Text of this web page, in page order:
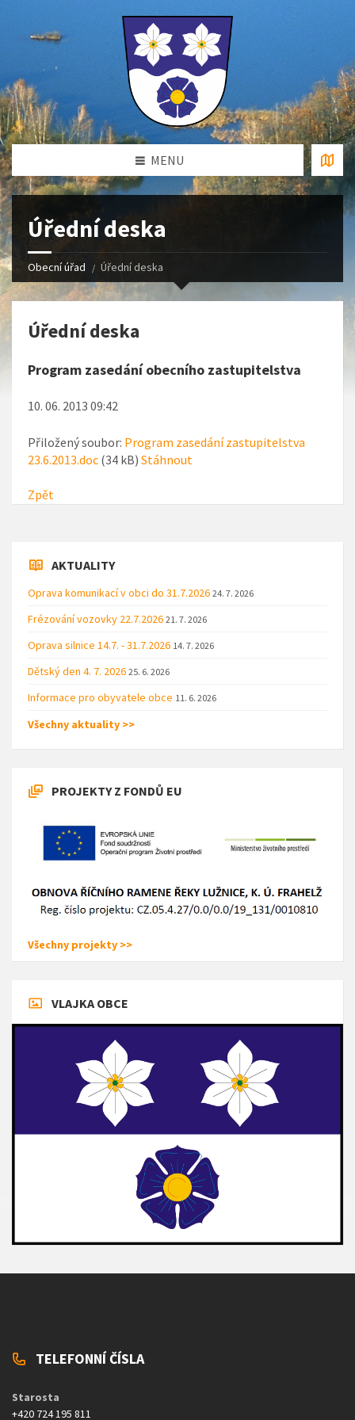
MENU
Úřední deska
Obecní úřad Úřední deska
Úřední deska
Program zasedání obecního zastupitelstva
10. 06. 2013 09:42
Přiložený soubor: Program zasedání zastupitelstva
23.6.2013.doc (34 kB) Stáhnout
Zpět
AKTUALITY
Oprava komunikací v obci do 31.7.2026 24. 7. 2026
Frézování vozovky 22.7.2026 21. 7. 2026
Oprava silnice 14.7. - 31.7.2026 14. 7. 2026
Dětský den 4. 7. 2026 25. 6. 2026
Informace pro obyvatele obce 11. 6. 2026
Všechny aktuality >>
PROJEKTY Z FONDŮ EU
Všechny projekty >>
VLAJKA OBCE
TELEFONNÍ ČÍSLA
Starosta
+420 724 195 811